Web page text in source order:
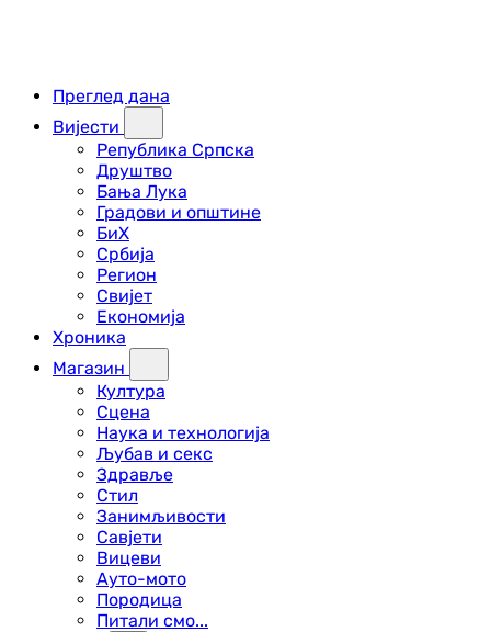
Преглед дана
Вијести
Република Српска
Друштво
Бања Лука
Градови и општине
БиХ
Србија
Регион
Свијет
Економија
Хроника
Магазин
Култура
Сцена
Наука и технологија
Љубав и секс
Здравље
Стил
Занимљивости
Савјети
Вицеви
Ауто-мото
Породица
Питали смо...